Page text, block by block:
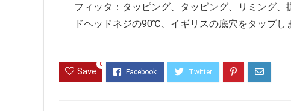
フィッタ：タッピング、タッピング、リミング
ドヘッドネジの90℃、イギリスの底穴をタップし
Save
0